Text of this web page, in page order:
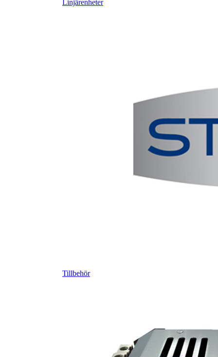
Linjärenheter
Tillbehör